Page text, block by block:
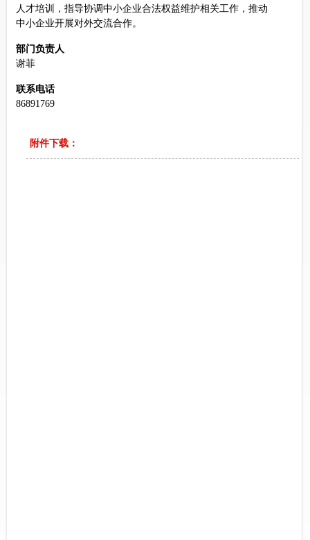
人才培训，指导协调中小企业合法权益维护相关工作，推动
中小企业开展对外交流合作。
部门负责人
谢菲
联系电话
86891769
附件下载：